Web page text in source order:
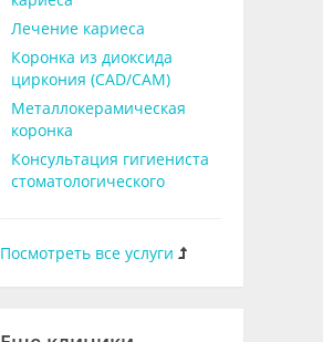
Лечение кариеса
Коронка из диоксида
циркония (CAD/CAM)
Металлокерамическая
коронка
Консультация гигиениста
стоматологического
Посмотреть все услуги